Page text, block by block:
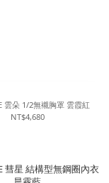
雲朵 1/2無襯胸罩 雲霞紅
NT$4,680